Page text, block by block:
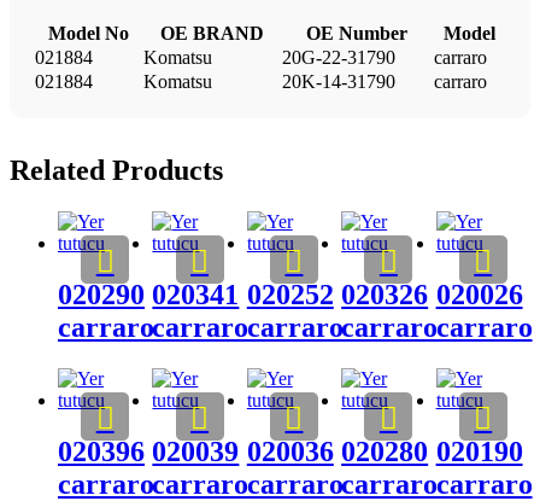
Model No OE BRAND OE Number
Model
021884
Komatsu 20G-22-31790
carraro
021884
Komatsu 20K-14-31790 carraro
Related Products
020290
carraro
020341
carraro
020252
carraro
020326
carraro
020026
carraro
020396
carraro
020039
carraro
020036
carraro
020280
carraro
020190
carraro